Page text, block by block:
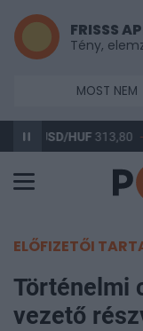
FRISSS
Tény,
MOST NEM
USD/HUF 313,80
ELŐFIZETŐI
Történelmi
vezető